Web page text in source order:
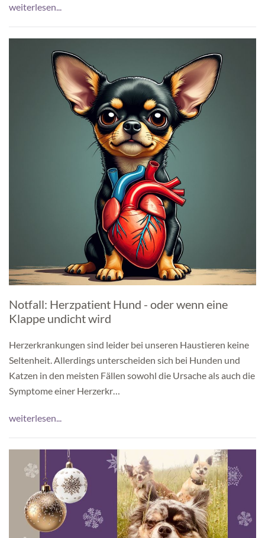
weiterlesen...
Notfall: Herzpatient Hund - oder wenn eine
Klappe undicht wird
Herzerkrankungen sind leider bei unseren Haustieren keine
Seltenheit. Allerdings unterscheiden sich bei Hunden und
Katzen in den meisten Fällen sowohl die Ursache als auch die
Symptome einer Herzerkr…
weiterlesen...